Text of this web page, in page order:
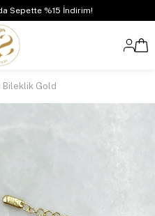
Sepette %15 İndirim!
Bileklik Gold